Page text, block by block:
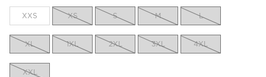
la
misma
XXS XS S M L
XL 1XL 2XL 3XL 4XL
XXL